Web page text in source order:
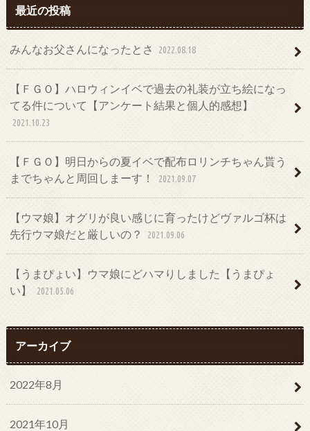
最近の投稿
みんなお父さんになったとさ 2022.08.18
【ＦＧＯ】ハロウィンイベで過去の礼装が立ち絵になっ
てる件について【アンケート結果と個人的感想】
2021.10.23
【ＦＧＯ】明日からの夏イベで配布ロリンチちゃん貰う
までちゃんと周回しまーす！
2021.09.07
【ウマ娘】オグリが良い感じに育ったけどヴァルゴ杯は
先行ウマ娘だと厳しいの？
2021.09.06
【うまぴょい】ウマ娘にどハマりしました【うまぴょ
い】
2021.05.06
アーカイブ
2022年8月
2021年10月